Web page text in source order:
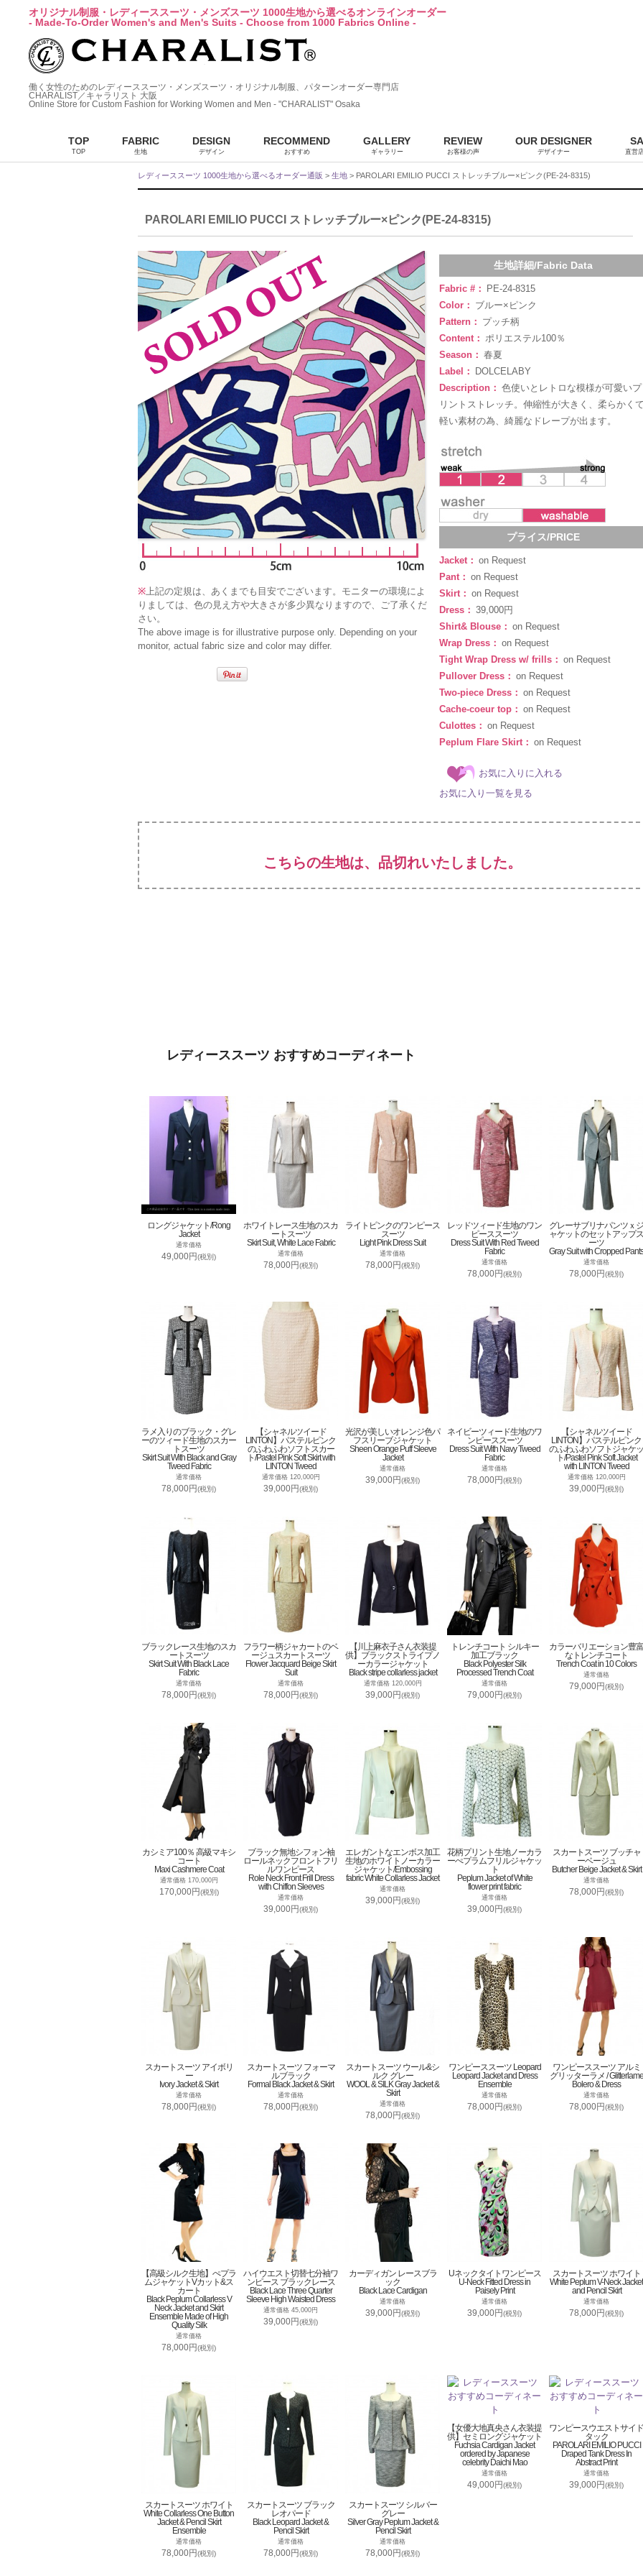
オリジナル制服・レディーススーツ・メンズスーツ 1000生地から選べるオンラインオーダー
- Made-To-Order Women's and Men's Suits - Choose from 1000 Fabrics Online -
働く女性のためのレディーススーツ・メンズスーツ・オリジナル制服、パターンオーダー専門店
CHARALIST／キャラリスト 大阪
Online Store for Custom Fashion for Working Women and Men - "CHARALIST" Osaka
TOP
TOP
FABRIC
生地
DESIGN
デザイン
RECOMMEND
おすすめ
GALLERY
ギャラリー
REVIEW
お客様の声
OUR DESIGNER
デザイナー 直営
レディーススーツ 1000生地から選べるオーダー通販 > 生地 > PAROLARI EMILIO PUCCI ストレッチブルー×ピンク(PE-24-8315)
PAROLARI EMILIO PUCCI ストレッチブルー×ピンク(PE-24-8315)
※上記の定規は、あくまでも目安でございます。モニターの環境によ
りましては、色の見え方や大きさが多少異なりますので、ご了承くだ
さい。
The above image is for illustrative purpose only. Depending on your
monitor, actual fabric size and color may differ.
生地詳細/Fabric Data
Fabric #：
PE-24-8315
Color： ブルー×ピンク
Pattern： プッチ柄
Content： ポリエステル100％
Season： 春夏
Label：
DOLCELABY
Description： 色使いとレトロな模様が可愛いプ
リントストレッチ。伸縮性が大きく、柔らかく
軽い素材の為、綺麗なドレープが出ます。
プライス/PRICE
Jacket： on Request
Pant： on Request
Skirt： on Request
Dress： 39,000円
Shirt& Blouse： on Request
Wrap Dress： on Request
Tight Wrap Dress w/ frills： on Request
Pullover Dress： on Request
Two-piece Dress： on Request
Cache-coeur top： on Request
Culottes： on Request
Peplum Flare Skirt： on Request
お気に入りに入れる
お気に入り一覧を見る
こちらの生地は、品切れいたしました。
レディーススーツ おすすめコーディネート
ロングジャケット/Rong
Jacket
通常価格
49,000円(税別)
ホワイトレース生地のスカ
ートスーツ
Skirt Suit, White Lace Fabric
通常価格
78,000円(税別)
ライトピンクのワンピース
スーツ
Light Pink Dress Suit
通常価格
78,000円(税別)
レッドツィード生地のワン
ピーススーツ
Dress Suit With Red Tweed
Fabric
通常価格
78,000円(税別)
グレーサブリナパンツｘジ
ャケットのセットアップス
ーツ
Gray Suit with Cropped Pants
通常価格
78,000円(税別)
ラメ入りのブラック・グレ
ーのツィード生地のスカー
トスーツ
Skirt Suit With Black and Gray
Tweed Fabric
通常価格
78,000円(税別)
【シャネルツイード
LINTON】パステルピンク
のふわふわソフトスカー
ト/Pastel Pink Soft Skirt with
LINTON Tweed
通常価格 120,000円
39,000円(税別)
光沢が美しいオレンジ色パ
フスリーブジャケット
Sheen Orange Puff Sleeve
Jacket
通常価格
39,000円(税別)
ネイビーツィード生地のワ
ンピーススーツ
Dress Suit With Navy Tweed
Fabric
通常価格
78,000円(税別)
【シャネルツイード
LINTON】パステルピンク
のふわふわソフトジャケッ
ト/Pastel Pink Soft Jacket
with LINTON Tweed
通常価格 120,000円
39,000円(税別)
ブラックレース生地のスカ
ートスーツ
Skirt Suit With Black Lace
Fabric
通常価格
78,000円(税別)
フラワー柄ジャカートのベ
ージュスカートスーツ
Flower Jacquard Beige Skirt
Suit
通常価格
78,000円(税別)
【川上麻衣子さん衣装提
供】ブラックストライプノ
ーカラージャケット
Black stripe collarless jacket
通常価格 120,000円
39,000円(税別)
トレンチコート シルキー
加工ブラック
Black Polyester Silk
Processed Trench Coat
通常価格
79,000円(税別)
カラーバリエーション豊富
なトレンチコート
Trench Coat in 10 Colors
通常価格
79,000円(税別)
カシミア100％ 高級マキシ
コート
Maxi Cashmere Coat
通常価格 170,000円
170,000円(税別)
ブラック無地シフォン袖
ロールネックフロントフリ
ルワンピース
Role Neck Front Frill Dress
with Chiffon Sleeves
通常価格
39,000円(税別)
エレガントなエンボス加工
生地のホワイトノーカラー
ジャケット/Embossing
fabric White Collarless Jacket
通常価格
39,000円(税別)
花柄プリント生地ノーカラ
ーぺプラムフリルジャケッ
ト
Peplum Jacket of White
flower print fabric
通常価格
39,000円(税別)
スカートスーツ ブッチャ
ーベージュ
Butcher Beige Jacket & Skirt
通常価格
78,000円(税別)
スカートスーツ アイボリ
ー
Ivory Jacket & Skirt
通常価格
78,000円(税別)
スカートスーツ フォーマ
ルブラック
Formal Black Jacket & Skirt
通常価格
78,000円(税別)
スカートスーツ ウール&シ
ルク グレー
WOOL & SILK Gray Jacket &
Skirt
通常価格
78,000円(税別)
ワンピーススーツ Leopard
Leopard Jacket and Dress
Ensemble
通常価格
78,000円(税別)
ワンピーススーツ アルミ
グリッターラメ / Glitterlame
Bolero & Dress
通常価格
78,000円(税別)
【高級シルク生地】ぺプラ
ムジャケットVカット&ス
カート
Black Peplum Collarless V
Neck Jacket and Skirt
Ensemble Made of High
Quality Silk
通常価格
78,000円(税別)
ハイウエスト切替七分袖ワ
ンピース ブラックレース
Black Lace Three Quarter
Sleeve High Waisted Dress
通常価格 45,000円
39,000円(税別)
カーディガン レースブラ
ック
Black Lace Cardigan
通常価格
39,000円(税別)
Uネックタイトワンピース
U-Neck Fitted Dress in
Paisely Print
通常価格
39,000円(税別)
スカートスーツ ホワイト
White Peplum V-Neck Jacket
and Pencil Skirt
通常価格
78,000円(税別)
スカートスーツ ホワイト
White Collarless One Button
Jacket & Pencil Skirt
Ensemble
通常価格
78,000円(税別)
スカートスーツ ブラック
レオパード
Black Leopard Jacket &
Pencil Skirt
通常価格
78,000円(税別)
スカートスーツ シルバー
グレー
Silver Gray Peplum Jacket &
Pencil Skirt
通常価格
78,000円(税別)
【女優大地真央さん衣装提
供】セミロングジャケット
Fuchsia Cardigan Jacket
ordered by Japanese
celebrity Daichi Mao
通常価格
49,000円(税別)
ワンピースウエストサイド
タック
PAROLARI EMILIO PUCCI
Draped Tank Dress In
Abstract Print
通常価格
39,000円(税別)